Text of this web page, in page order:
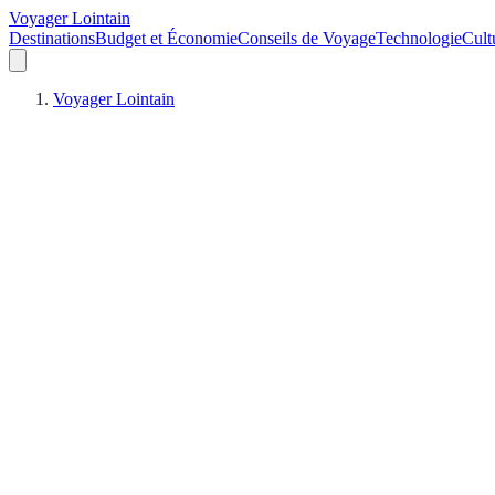
Voyager Lointain
DestinationsBudget et ÉconomieConseils de VoyageTechnologie
Voyager Lointain